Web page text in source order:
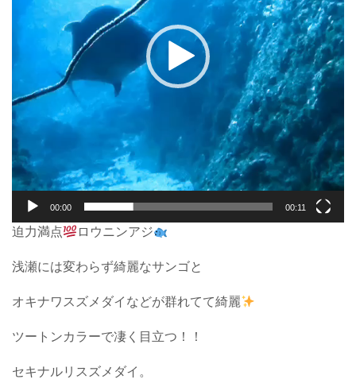
00:00 00:11
迫力満点 ロウニンアジ
浅瀬には変わらず綺麗なサンゴと
オキナワスズメダイなどが群れてて綺麗
ツートンカラーで凄く目立つ！！
セキナルリスズメダイ。